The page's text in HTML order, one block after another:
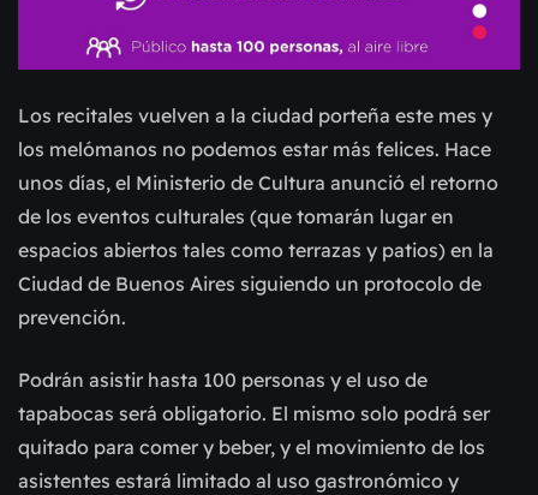
Los recitales vuelven a la ciudad porteña este mes y
los melómanos no podemos estar más felices. Hace
unos días, el Ministerio de Cultura anunció el retorno
de los eventos culturales (que tomarán lugar en
espacios abiertos tales como terrazas y patios) en la
Ciudad de Buenos Aires siguiendo un protocolo de
prevención.
Podrán asistir hasta 100 personas y el uso de
tapabocas será obligatorio. El mismo solo podrá ser
quitado para comer y beber, y el movimiento de los
asistentes estará limitado al uso gastronómico y